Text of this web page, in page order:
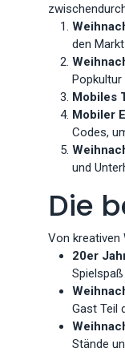
den
Mobiles
Mobiler
Codes,
und
Die
Von kreativen
20er
Gast Teil
Stände